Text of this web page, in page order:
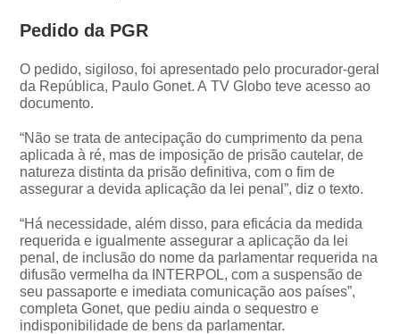
Pedido da PGR
O pedido, sigiloso, foi apresentado pelo procurador-geral
da República, Paulo Gonet. A TV Globo teve acesso ao
documento.
“Não se trata de antecipação do cumprimento da pena
aplicada à ré, mas de imposição de prisão cautelar, de
natureza distinta da prisão definitiva, com o fim de
assegurar a devida aplicação da lei penal”, diz o texto.
“Há necessidade, além disso, para eficácia da medida
requerida e igualmente assegurar a aplicação da lei
penal, de inclusão do nome da parlamentar requerida na
difusão vermelha da INTERPOL, com a suspensão de
seu passaporte e imediata comunicação aos países”,
completa Gonet, que pediu ainda o sequestro e
indisponibilidade de bens da parlamentar.